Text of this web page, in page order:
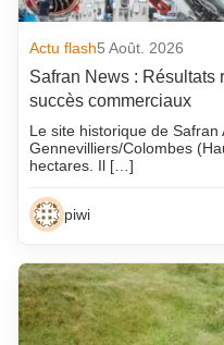
Actu flash5 Août. 2026
Safran News : Résultats
succès commerciaux
Le site historique de Safran
Gennevilliers/Colombes
hectares. Il […]
piwi